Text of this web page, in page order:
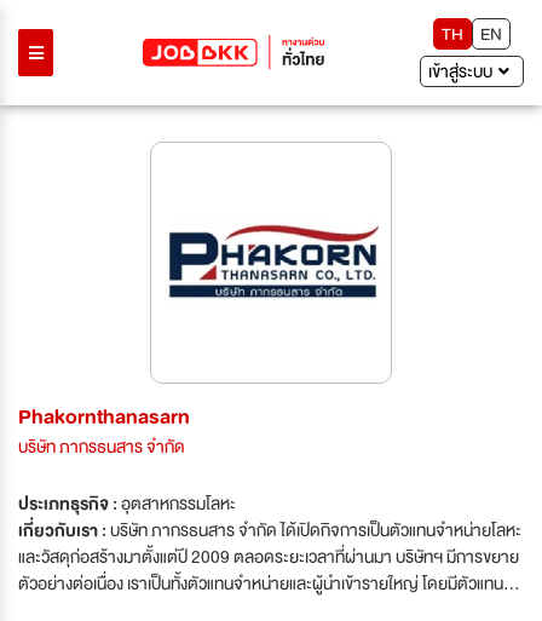
TH
EN
เข้าสู่ระบบ
Phakornthanasarn
บริษัท ภากรธนสาร จำกัด
ประเภทธุรกิจ :อุตสาหกรรมโลหะ
เกี่ยวกับเรา :บริษัท ภากรธนสาร จำกัด ได้เปิดกิจการเป็นตัวแทนจำหน่ายโลหะ
และวัสดุก่อสร้างมาตั้งแต่ปี 2009 ตลอดระยะเวลาที่ผ่านมา บริษัทฯ มีการขยาย
ตัวอย่างต่อเนื่อง เราเป็นทั้งตัวแทนจำหน่ายและผู้นำเข้ารายใหญ่ โดยมีตัวแทน